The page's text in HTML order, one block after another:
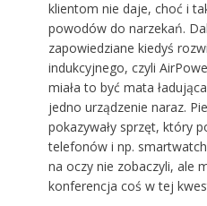
klientom nie daje, choć i
powodów do narzekań.
zapowiedziane kiedyś
indukcyjnego, czyli
miała to być mata
jedno urządzenie naraz.
pokazywały sprzęt, który
telefonów i np.
na oczy nie zobaczyli, ale
konferencja coś w tej